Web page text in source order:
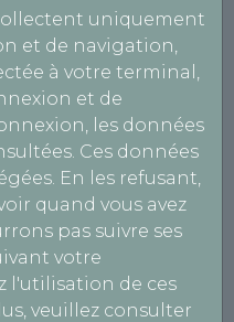
uniquement
et de navigation,
à votre terminal,
et de
les données
Ces données
En les refusant,
quand vous avez
pas suivre ses
votre
l'utilisation de ces
veuillez consulter
à ce que la
de vos données
partir du site soient
17 du 6 janvier 1978
aux fichiers
Loi Informatique et
(UE) n° 2016/679 du
général sur la
(ou « RGDP »). Cette
dont AutoBilan-
collecter, utiliser et
personnelles.